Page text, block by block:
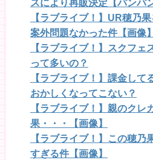
スにより再販決定【パンパ
【ラブライブ！】UR穂乃
案外問題なかった件【画像】
【ラブライブ！】スクフェ
って多いの？
【ラブライブ！】課金して
おかしくなってこない？
【ラブライブ！】親のクレ
果・・・【画像】
【ラブライブ！】この穂乃
すぎる件【画像】